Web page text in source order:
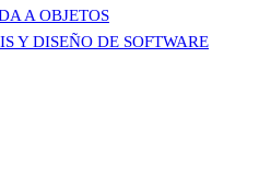
A OBJETOS
Y DISEÑO DE SOFTWARE